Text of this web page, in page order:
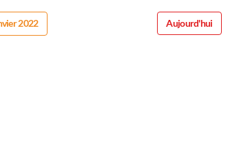
2022 Aujourd'hui